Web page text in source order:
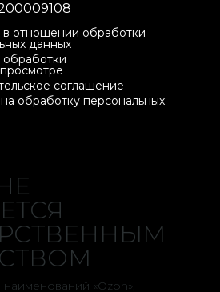
в отношении обработки
данных
обработку персональных
соглашение
«Ozon»,